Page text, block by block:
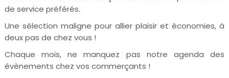
de service préférés.
Une sélection maligne pour allier plaisir et économies, à
deux pas de chez vous !
Chaque mois, ne manquez pas notre agenda des
évènements chez vos commerçants !